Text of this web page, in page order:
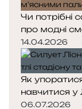
Чи потрібні
про модні
14.04.2026
Як
навчитися у
06.07.2026